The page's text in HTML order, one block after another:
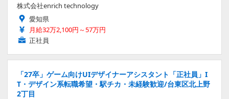
株式会社enrich technology
愛知県
月給32万2,100円～57万円
正社員
「27卒」ゲーム向けUIデザイナーアシスタント「正社員」I
T・デザイン系転職希望・駅チカ・未経験歓迎/台東区北上野
2丁目